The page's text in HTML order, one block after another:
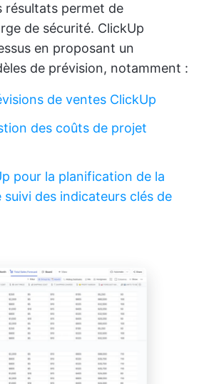
résultats permet de
de sécurité. ClickUp
en proposant un
de prévision, notamment :
de ventes ClickUp
des coûts de projet
pour la planification de la
suivi des indicateurs clés de